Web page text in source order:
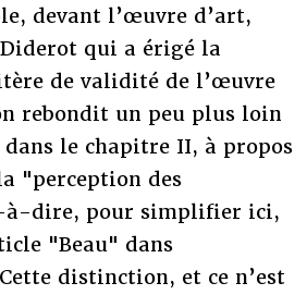
devant l’œuvre d’art,
qui a érigé la
de validité de l’œuvre
rebondit un peu plus loin
le chapitre II, à propos
"perception des
à-dire, pour simplifier ici,
"Beau" dans
distinction, et ce n’est